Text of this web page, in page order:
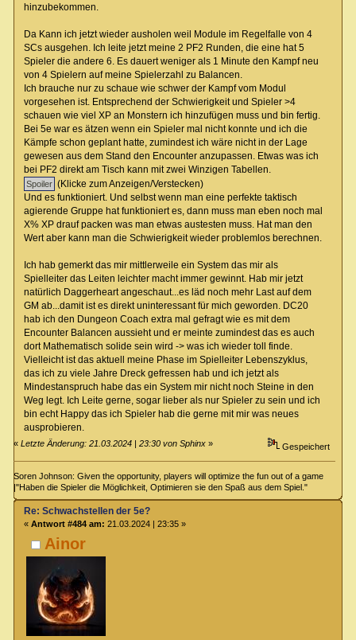
hinzubekommen.
Da Kann ich jetzt wieder ausholen weil Module im Regelfalle von 4
SCs ausgehen. Ich leite jetzt meine 2 PF2 Runden, die eine hat 5
Spieler die andere 6. Es dauert weniger als 1 Minute den Kampf neu
von 4 Spielern auf meine Spielerzahl zu Balancen.
Ich brauche nur zu schaue wie schwer der Kampf vom Modul
vorgesehen ist. Entsprechend der Schwierigkeit und Spieler >4
schauen wie viel XP an Monstern ich hinzufügen muss und bin fertig.
Bei 5e war es ätzen wenn ein Spieler mal nicht konnte und ich die
Kämpfe schon geplant hatte, zumindest ich wäre nicht in der Lage
gewesen aus dem Stand den Encounter anzupassen. Etwas was ich
bei PF2 direkt am Tisch kann mit zwei Winzigen Tabellen.
(Klicke zum Anzeigen/Verstecken)
Und es funktioniert. Und selbst wenn man eine perfekte taktisch
agierende Gruppe hat funktioniert es, dann muss man eben noch mal
X% XP drauf packen was man etwas austesten muss. Hat man den
Wert aber kann man die Schwierigkeit wieder problemlos berechnen.
Ich hab gemerkt das mir mittlerweile ein System das mir als
Spielleiter das Leiten leichter macht immer gewinnt. Hab mir jetzt
natürlich Daggerheart angeschaut...es läd noch mehr Last auf dem
GM ab...damit ist es direkt uninteressant für mich geworden. DC20
hab ich den Dungeon Coach extra mal gefragt wie es mit dem
Encounter Balancen aussieht und er meinte zumindest das es auch
dort Mathematisch solide sein wird -> was ich wieder toll finde.
Vielleicht ist das aktuell meine Phase im Spielleiter Lebenszyklus,
das ich zu viele Jahre Dreck gefressen hab und ich jetzt als
Mindestanspruch habe das ein System mir nicht noch Steine in den
Weg legt. Ich Leite gerne, sogar lieber als nur Spieler zu sein und ich
bin echt Happy das ich Spieler hab die gerne mit mir was neues
ausprobieren.
«Letzte Änderung: 21.03.2024 | 23:30 von Sphinx » Gespeichert
Soren Johnson: Given the opportunity, players will optimize the fun out of a game
|"Haben die Spieler die Möglichkeit, Optimieren sie den Spaß aus dem Spiel."
Ainor
Re: Schwachstellen der 5e?
« Antwort #484 am: 21.03.2024 | 23:35 »